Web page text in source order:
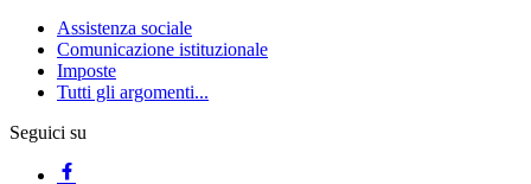
Assistenza sociale
Comunicazione istituzionale
Imposte
Tutti gli argomenti...
Seguici su